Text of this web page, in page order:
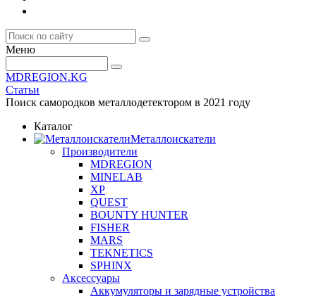
Меню
MDREGION.KG
Статьи
Поиск самородков металлодетектором в 2021 году
Каталог
Металлоискатели
Производители
MDREGION
MINELAB
XP
QUEST
BOUNTY HUNTER
FISHER
MARS
TEKNETICS
SPHINX
Аксессуары
Аккумуляторы и зарядные устройства